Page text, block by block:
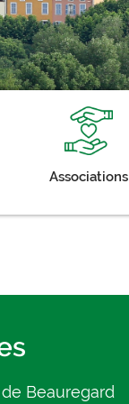
Associations
Beauregard